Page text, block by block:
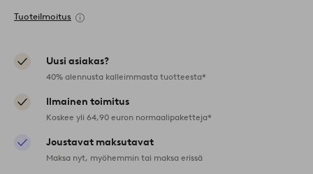
Tuoteilmoitus
Uusi asiakas?
40% alennusta kalleimmasta tuotteesta*
Ilmainen toimitus
Koskee yli 64,90 euron normaalipaketteja*
Joustavat maksutavat
Maksa nyt, myöhemmin tai maksa erissä